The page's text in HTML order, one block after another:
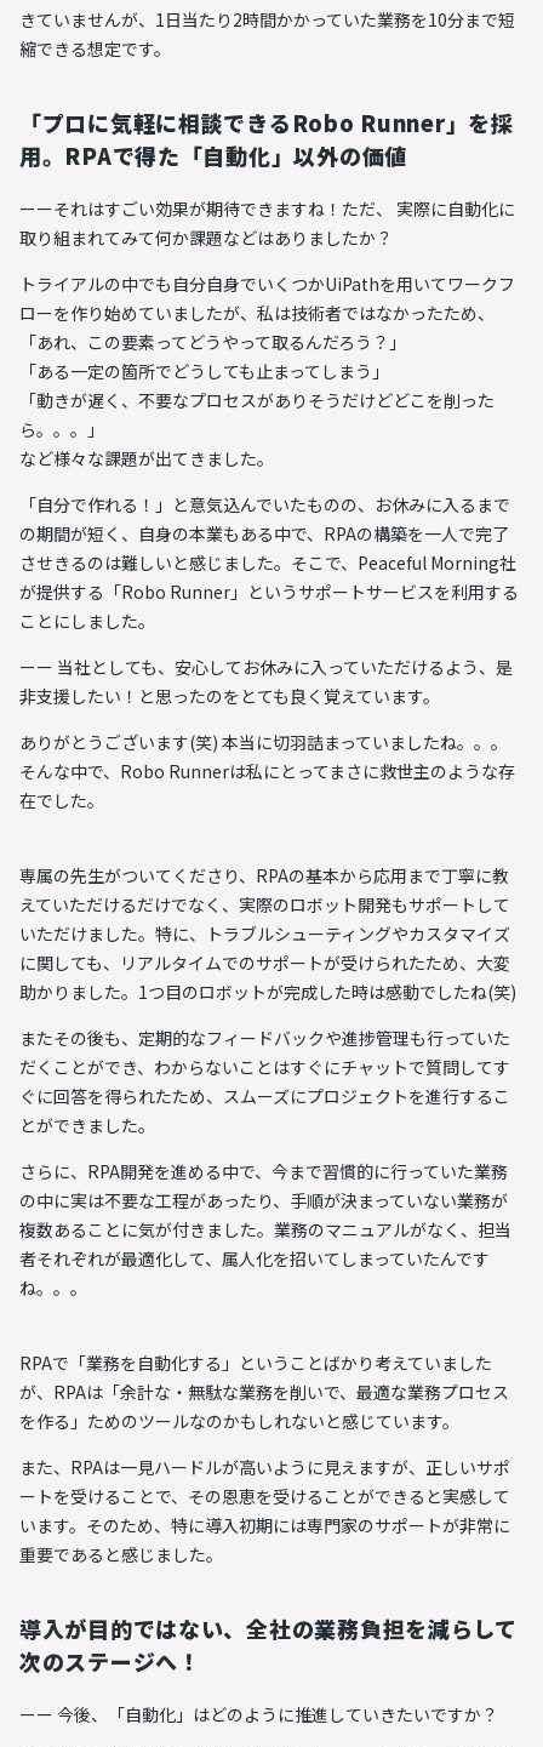
きていませんが、 1日当たり2時間かかっていた業務を10分まで短
縮できる想定です。
「プロに気軽に相談できるRobo Runner」を採
用。RPAで得た「自動化」以外の価値
ーーそれはすごい効果が期待できますね！ただ、 実際に自動化に
取り組まれてみて何か課題などはありましたか？
トライアルの中でも自分自身でいくつかUiPathを用いてワークフ
ローを作り始めていましたが、私は技術者ではなかったため、
「あれ、この要素ってどうやって取るんだろう？」
「ある一定の箇所でどうしても止まってしまう」
「動きが遅く、不要なプロセスがありそうだけどどこを削った
ら。。。」
など様々な課題が出てきました。
「自分で作れる！」と意気込んでいたものの、お休みに入るまで
の期間が短く、自身の本業もある中で、RPAの構築を一人で完了
させきるのは難しいと感じました。そこで、Peaceful Morning社
が提供する「Robo Runner」というサポートサービスを利用する
ことにしました。
ーー 当社としても、安心してお休みに入っていただけるよう、是
非支援したい！と思ったのをとても良く覚えています。
ありがとうございます(笑) 本当に切羽詰まっていましたね。。。
そんな中で、Robo Runnerは私にとってまさに救世主のような存
在でした。
専属の先生がついてくださり、RPAの基本から応用まで丁寧に教
えていただけるだけでなく、実際のロボット開発もサポートして
いただけました。特に、トラブルシューティングやカスタマイズ
に関しても、リアルタイムでのサポートが受けられたため、大変
助かりました。1つ目のロボットが完成した時は感動でしたね(笑)
またその後も、定期的なフィードバックや進捗管理も行っていた
だくことができ、わからないことはすぐにチャットで質問してす
ぐに回答を得られたため、スムーズにプロジェクトを進行するこ
とができました。
さらに、RPA開発を進める中で、今まで習慣的に行っていた業務
の中に実は不要な工程があったり、手順が決まっていない業務が
複数あることに気が付きました。業務のマニュアルがなく、担当
者それぞれが最適化して、属人化を招いてしまっていたんです
ね。。。
RPAで「業務を自動化する」ということばかり考えていました
が、 RPAは「余計な・無駄な業務を削いで、最適な業務プロセス
を作る」ためのツールなのかもしれないと感じています。
また、RPAは一見ハードルが高いように見えますが、正しいサポ
ートを受けることで、その恩恵を受けることができると実感して
います。そのため、特に導入初期には専門家のサポートが非常に
重要であると感じました。
導入が目的ではない、全社の業務負担を減らして
次のステージへ！
ーー 今後、「自動化」はどのように推進していきたいですか？